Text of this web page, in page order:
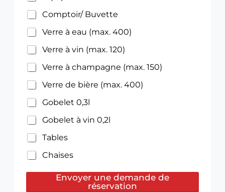
t
D
E
V
E
V
Comptoir/ Buvette
Verre à eau (max. 400)
Verre à vin (max. 120)
Verre à champagne (max. 150)
Verre de bière (max. 400)
Gobelet 0,3l
Gobelet à vin 0,2l
Tables
Chaises
Envoyer une demande de
réservation